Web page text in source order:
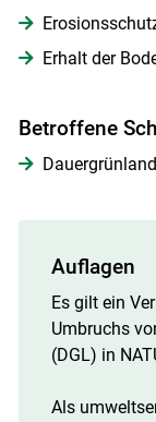
Erhalt der
Betroffene
Dauergrünland
Auflagen
Es gilt ein
Umbruchs
(DGL) in
Als